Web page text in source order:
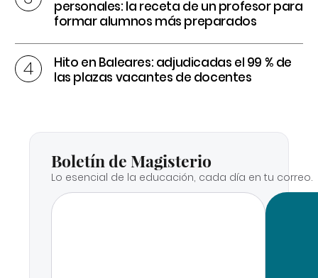
personales: la receta de un profesor para
formar alumnos más preparados
Hito en Baleares: adjudicadas el 99 % de
las plazas vacantes de docentes
Boletín de Magisterio
Lo esencial de la educación, cada día en tu correo.